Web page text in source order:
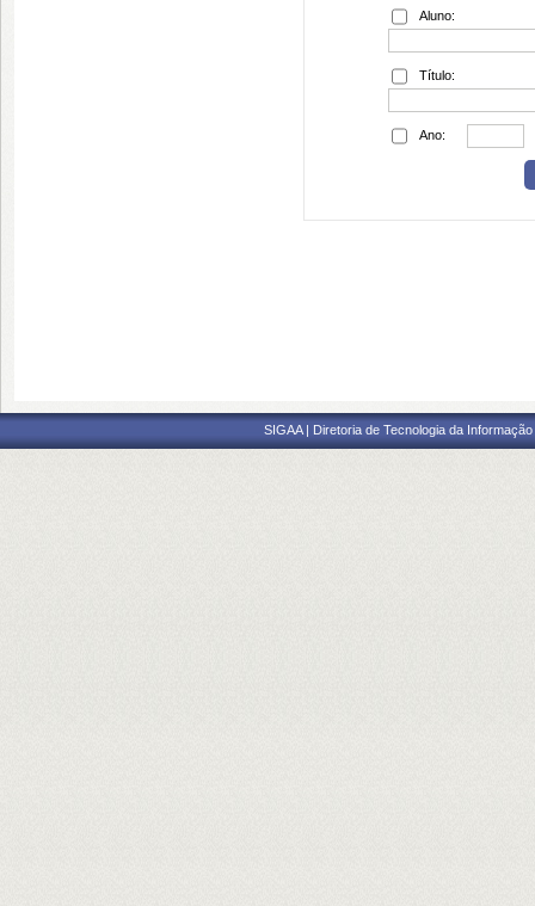
Aluno:
Título:
Ano:
SIGAA | Diretoria de Tecnologia da